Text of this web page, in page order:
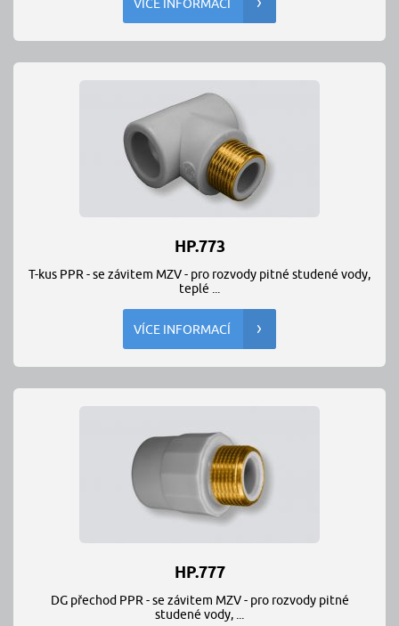
VÍCE INFORMACÍ
HP.773
T-kus PPR - se závitem MZV - pro rozvody pitné studené vody,
teplé ...
VÍCE INFORMACÍ
HP.777
DG přechod PPR - se závitem MZV - pro rozvody pitné
studené vody, ...